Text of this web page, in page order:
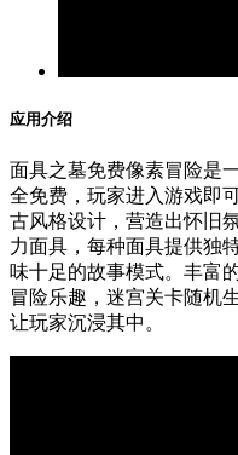
应用介绍
面具之墓免费像素冒险是
全免费，玩家进入游戏即
古风格设计，营造出怀旧
力面具，每种面具提供独
味十足的故事模式。丰富
冒险乐趣，迷宫关卡随机
让玩家沉浸其中。